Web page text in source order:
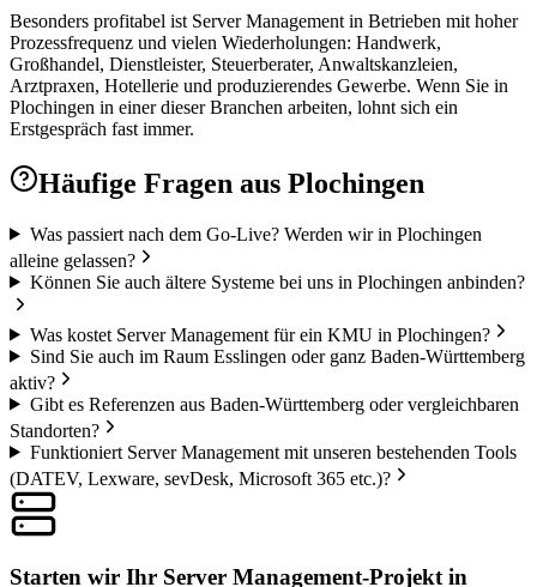
Besonders profitabel ist Server Management in Betrieben mit hoher
Prozessfrequenz und vielen Wiederholungen: Handwerk,
Großhandel, Dienstleister, Steuerberater, Anwaltskanzleien,
Arztpraxen, Hotellerie und produzierendes Gewerbe. Wenn Sie in
Plochingen in einer dieser Branchen arbeiten, lohnt sich ein
Erstgespräch fast immer.
Häufige Fragen aus Plochingen
Was passiert nach dem Go-Live? Werden wir in Plochingen
alleine gelassen?
Können Sie auch ältere Systeme bei uns in Plochingen anbinden?
Was kostet Server Management für ein KMU in Plochingen?
Sind Sie auch im Raum Esslingen oder ganz Baden-Württemberg
aktiv?
Gibt es Referenzen aus Baden-Württemberg oder vergleichbaren
Standorten?
Funktioniert Server Management mit unseren bestehenden Tools
(DATEV, Lexware, sevDesk, Microsoft 365 etc.)?
Starten wir Ihr Server Management-Projekt in